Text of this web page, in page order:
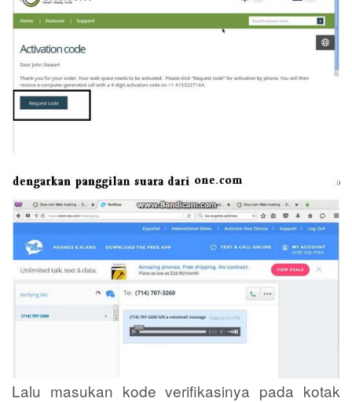
Lalu masukan kode verifikasinya pada kotak